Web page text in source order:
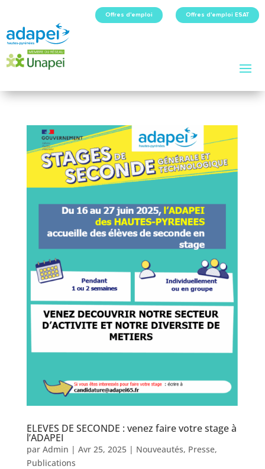
Offres d'emploi Offres d'emploi ESAT
ELEVES DE SECONDE : venez faire votre stage à
l’ADAPEI
par Admin | Avr 25, 2025| Nouveautés, Presse,
Publications